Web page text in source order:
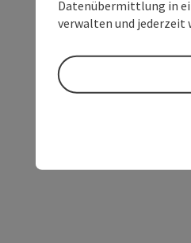
Datenübermittlung in
verwalten und jederzeit